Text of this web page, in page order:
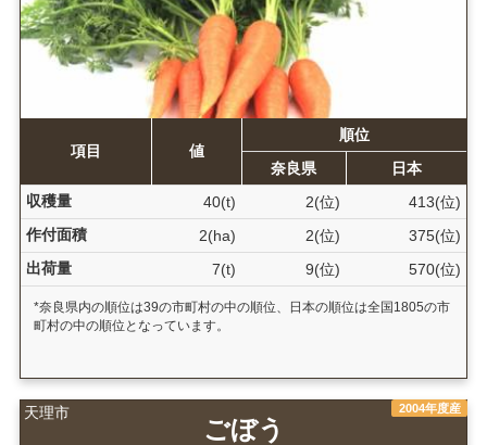
項目 値
順位
奈良県
日本
収穫量
40(t) 2(位)
413(位)
作付面積
2(ha) 2(位)
375(位)
出荷量
7(t) 9(位) 570(位)
*奈良県内の順位は39の市町村の中の順位、日本の順位は全国1805の市
町村の中の順位となっています。
天理市 2004年度産
ごぼう